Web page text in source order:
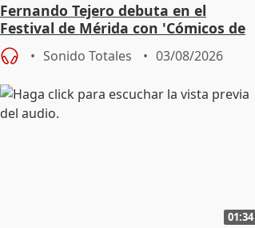
Fernando Tejero debuta en el
Festival de Mérida con 'Cómicos de
Roma': "Strabo me ha escogido"
Sonido Totales 03/08/2026
01:34